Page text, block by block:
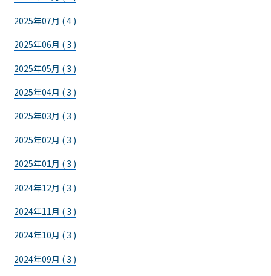
2025年07月 ( 4 )
2025年06月 ( 3 )
2025年05月 ( 3 )
2025年04月 ( 3 )
2025年03月 ( 3 )
2025年02月 ( 3 )
2025年01月 ( 3 )
2024年12月 ( 3 )
2024年11月 ( 3 )
2024年10月 ( 3 )
2024年09月 ( 3 )